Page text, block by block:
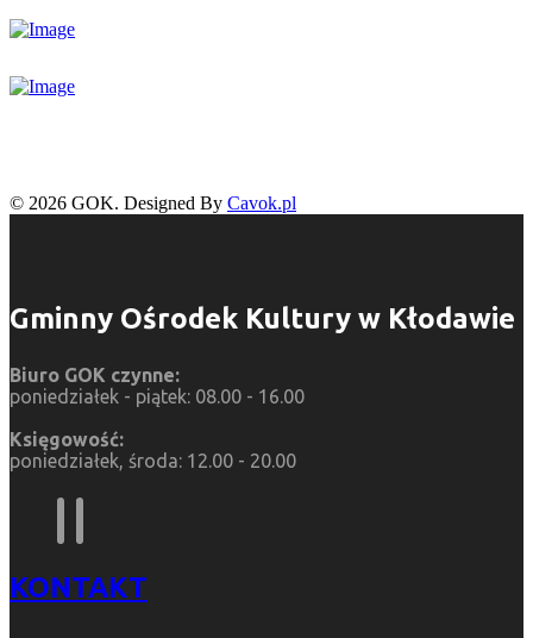
© 2026 GOK. Designed By Cavok.pl
Gminny Ośrodek Kultury w Kłodawie
Biuro GOK czynne:
poniedziałek - piątek: 08.00 - 16.00
Księgowość:
poniedziałek, środa: 12.00 - 20.00
KONTAKT